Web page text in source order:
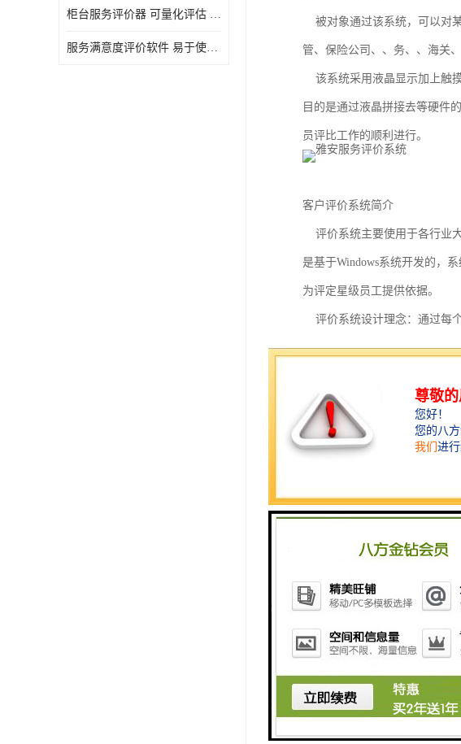
柜台服务评价器 可量化评估 及时提供反馈
服务满意度评价软件 易于使用 及时提供反馈
被对象通过该系统，可以对
管、保险公司、、务、、海关、
该系统采用液晶显示加上触
目的是通过液晶拼接去等硬件
员评比工作的顺利进行。
客户评价系统简介
评价系统主要使用于各行业
是基于Windows系统开发的，
为评定星级员工提供依据。
评价系统设计理念：通过每
据，了解各柜台的客户投诉、
功能特点：1、具有非常满意
照相应的评价选项对人员的工
满意度评价器接受顾客综合
三件：满意、一般、不满意。
液晶窗口评价管理系统是基
音提示，网络传输以及多元化
是管理层对每位员工的工作情
的矛盾化解在计划的初始阶段。